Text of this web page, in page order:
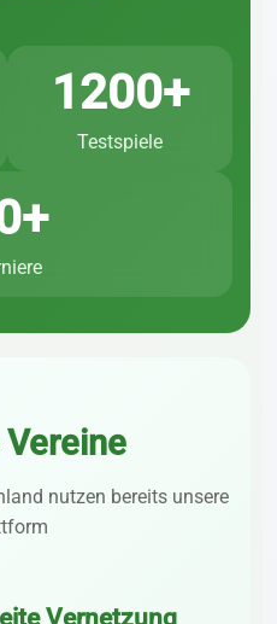
1200+
Testspiele
nutzen bereits unsere
Vernetzung